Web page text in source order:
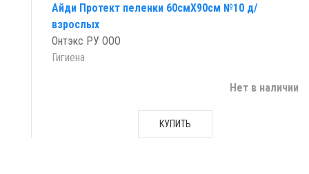
Айди Протект пеленки 60смX90см №10 д/
взрослых
Онтэкс РУ ООО
Гигиена
Нет в наличии
КУПИТЬ